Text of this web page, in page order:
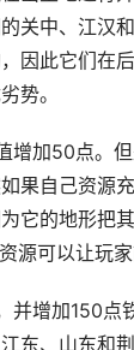
关中、江汉
因此它们在
势。
加50点。但
果自己资源
它的地形把
可以让玩家
增加150点
东、山东和